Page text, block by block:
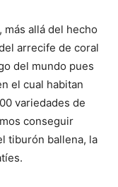
allá del hecho
arrecife de coral
del mundo pues
el cual habitan
variedades de
conseguir
tiburón ballena, la